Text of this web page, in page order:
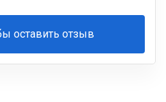
оставить отзыв